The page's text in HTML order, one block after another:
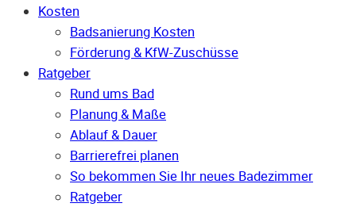
Kosten
Badsanierung Kosten
Förderung & KfW-Zuschüsse
Ratgeber
Rund ums Bad
Planung & Maße
Ablauf & Dauer
Barrierefrei planen
So bekommen Sie Ihr neues Badezimmer
Ratgeber